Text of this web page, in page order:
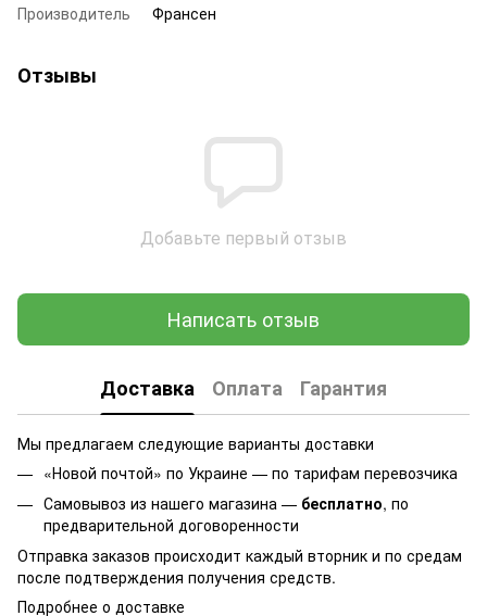
Производитель
Франсен
Отзывы
Добавьте первый отзыв
Написать отзыв
Доставка Оплата Гарантия
Мы предлагаем следующие варианты доставки
«Новой почтой» по Украине — по тарифам перевозчика
Самовывоз из нашего магазина — бесплатно, по
предварительной договоренности
Отправка заказов происходит каждый вторник и по средам
после подтверждения получения средств.
Подробнее о доставке